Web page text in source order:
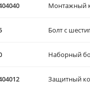
Монтажный
Болт с
Наборный